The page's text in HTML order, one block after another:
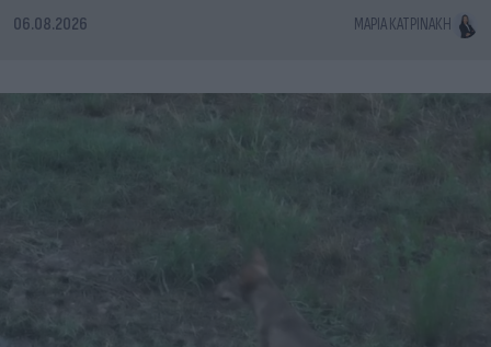
06.08.2026 ΜΑΡΊΑ ΚΑΤΡΙΝΆΚΗ